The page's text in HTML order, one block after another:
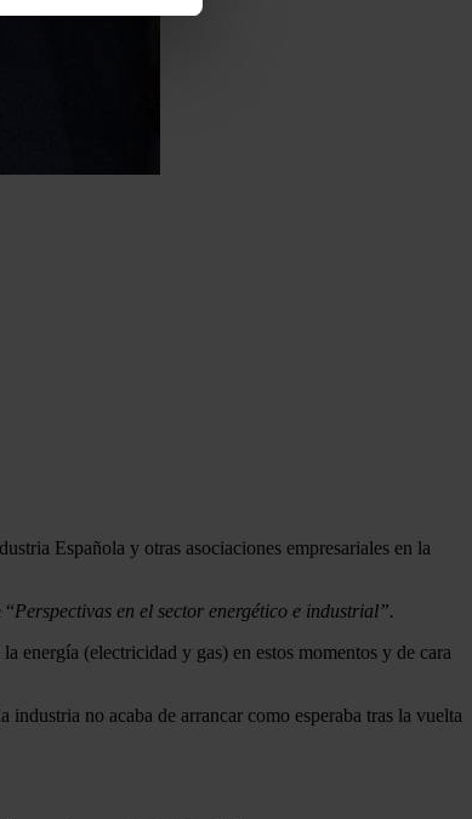
redes sociales
partners de
proporcionado o
Española y otras asociaciones empresariales en la
“Perspectivas en el sector energético e industrial”.
energía (electricidad y gas) en estos momentos y de cara
no acaba de arrancar como esperaba tras la vuelta